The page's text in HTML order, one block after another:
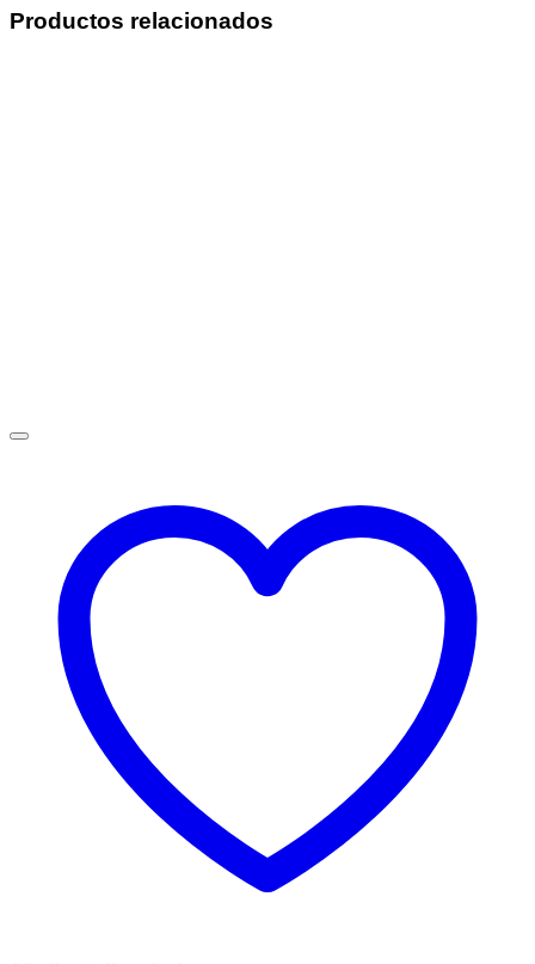
Productos relacionados